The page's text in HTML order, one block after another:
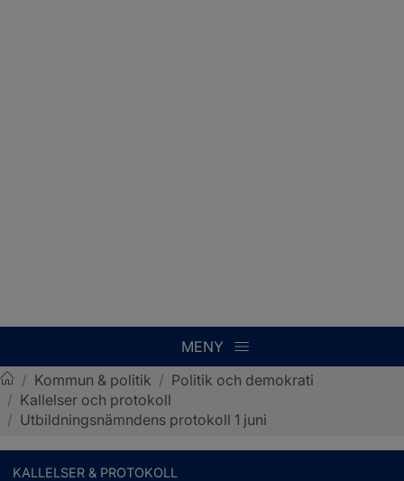
MENY
Sotenäs kommun
/ Kommun & politik / Politik och demokrati
/ Kallelser och protokoll
/ Utbildningsnämndens protokoll 1 juni
KALLELSER & PROTOKOLL